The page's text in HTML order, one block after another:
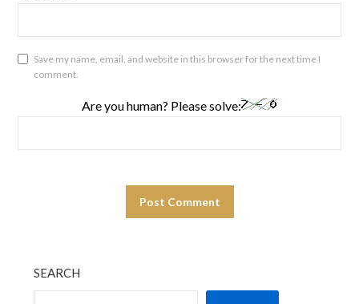
Save my name, email, and website in this browser for the next time I
comment.
Are you human? Please solve:
SEARCH